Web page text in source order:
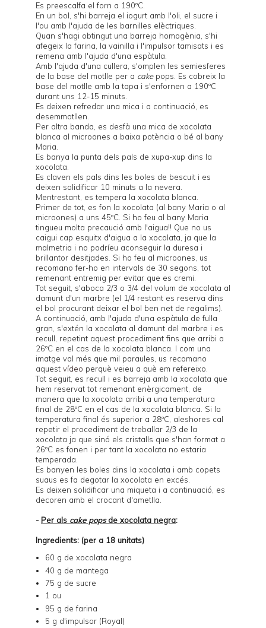
Es preescalfa el forn a 190ºC.
En un bol, s'hi barreja el iogurt amb l'oli, el sucre i
l'ou amb l'ajuda de les barnilles elèctriques.
Quan s'hagi obtingut una barreja homogènia, s'hi
afegeix la farina, la vainilla i l'impulsor tamisats i es
remena amb l'ajuda d'una espàtula.
Amb l'ajuda d'una cullera, s'omplen les semiesferes
de la base del motlle per a cakepops . Es cobreix la
base del motlle amb la tapa i s'enfornen a 190ºC
durant uns 12-15 minuts.
Es deixen refredar una mica i a continuació, es
desemmotllen.
Per altra banda, es desfà una mica de xocolata
blanca al microones a baixa potència o bé al bany
Maria.
Es banya la punta dels pals de xupa-xup dins la
xocolata.
Es claven els pals dins les boles de bescuit i es
deixen solidificar 10 minuts a la nevera.
Mentrestant, es tempera la xocolata blanca.
Primer de tot, es fon la xocolata (al bany Maria o al
microones) a uns 45ºC. Si ho feu al bany Maria
tingueu molta precaució amb l'aigua!! Que no us
caigui cap esquitx d'aigua a la xocolata, ja que la
malmetria i no podríeu aconseguir la duresa i
brillantor desitjades. Si ho feu al microones, us
recomano fer-ho en intervals de 30 segons, tot
remenant entremig per evitar que es cremi.
Tot seguit, s'aboca 2/3 o 3/4 del volum de xocolata al
damunt d'un marbre (el 1/4 restant es reserva dins
el bol procurant deixar el bol ben net de regalims).
A continuació, amb l'ajuda d'una espàtula de fulla
gran, s'extén la xocolata al damunt del marbre i es
recull, repetint aquest procediment fins que arribi a
26ºC en el cas de la xocolata blanca. I com una
imatge val més que mil paraules, us recomano
aquest vídeo perquè veieu a què em refereixo.
Tot seguit, es recull i es barreja amb la xocolata que
hem reservat tot remenant enèrgicament, de
manera que la xocolata arribi a una temperatura
final de 28ºC en el cas de la xocolata blanca. Si la
temperatura final és superior a 28ºC, aleshores cal
repetir el procediment de treballar 2/3 de la
xocolata ja que sinó els cristalls que s'han format a
26ºC es fonen i per tant la xocolata no estaria
temperada.
Es banyen les boles dins la xocolata i amb copets
suaus es fa degotar la xocolata en excés.
Es deixen solidificar una miqueta i a continuació, es
decoren amb el crocant d'ametlla.
- Per als cake popsde xocolata negra:
Ingredients: (per a 18 unitats)
60 g de xocolata negra
40 g de mantega
75 g de sucre
1 ou
95 g de farina
5 g d'impulsor (Royal)